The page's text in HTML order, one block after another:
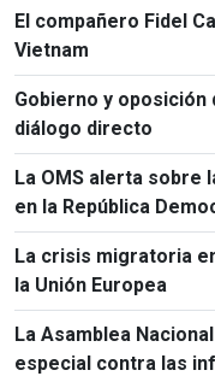
El compañero Fidel
Vietnam
Gobierno y oposición
diálogo directo
La OMS alerta sobre
en la República
La crisis migratoria
la Unión Europea
La Asamblea
especial contra las